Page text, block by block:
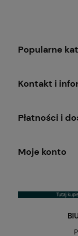
Popularne
Kontakt i
Płatności i
Moje konto